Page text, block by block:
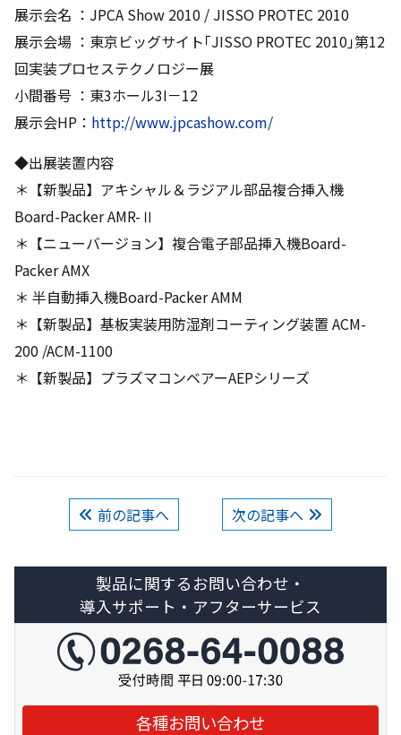
展示会名 ：JPCA Show 2010 / JISSO PROTEC 2010
展示会場 ：東京ビッグサイト｢JISSO PROTEC 2010｣第12
回実装プロセステクノロジー展
小間番号 ：東3ホール3I－12
展示会HP： http://www.jpcashow.com/
◆出展装置内容
＊【新製品】アキシャル＆ラジアル部品複合挿入機
Board-Packer AMR-Ⅱ
＊【ニューバージョン】複合電子部品挿入機Board-
Packer AMX
＊ 半自動挿入機Board-Packer AMM
＊【新製品】基板実装用防湿剤コーティング装置 ACM-
200 /ACM-1100
＊【新製品】プラズマコンベアーAEPシリーズ
前の記事へ 次の記事へ
製品に関するお問い合わせ・
導入サポート・アフターサービス
各種お問い合わせ